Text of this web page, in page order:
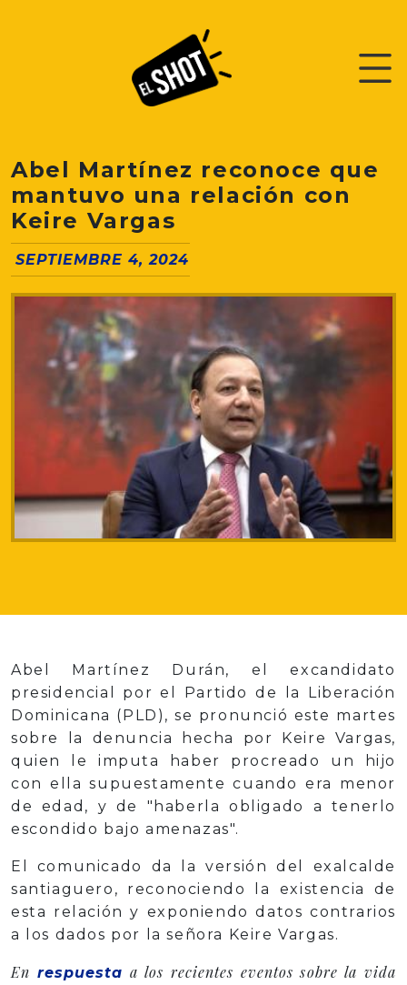
Abel Martínez reconoce que
mantuvo una relación con
Keire Vargas
SEPTIEMBRE 4, 2024
Abel Martínez Durán, el excandidato
presidencial por el Partido de la Liberación
Dominicana (PLD), se pronunció este martes
sobre la denuncia hecha por Keire Vargas,
quien le imputa haber procreado un hijo
con ella supuestamente cuando era menor
de edad, y de "haberla obligado a tenerlo
escondido bajo amenazas".
El comunicado da la versión del exalcalde
santiaguero, reconociendo la existencia de
esta relación y exponiendo datos contrarios
a los dados por la señora Keire Vargas.
En respuesta a los recientes eventos sobre la vida